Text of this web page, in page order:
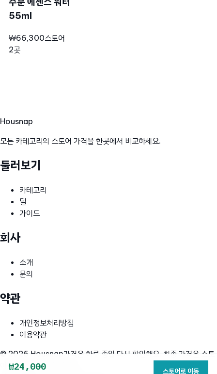
55ml
₩66,300스토어
2곳
₩24,000 스토어로 이동
Housnap
모든 카테고리의 스토어 가격을 한곳에서 비교하세요.
둘러보기
카테고리
딜
가이드
회사
소개
문의
약관
개인정보처리방침
이용약관
© 2026 Housnap가격은 하루 종일 다시 확인해요. 최종 가격은 스토
어 페이지에서 확인하세요.